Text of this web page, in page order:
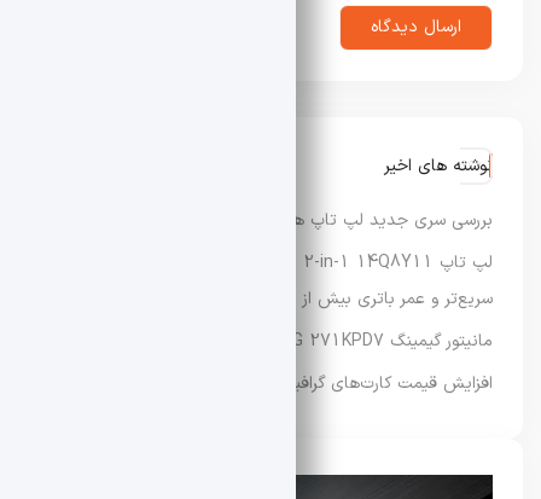
نوشته های اخیر
بررسی سری جدید لپ‌ تاپ‌ های Dynabook XP9، X9 و G9
سریع‌تر و عمر باتری بیش از ۳۳ ساعت عرضه شد
مانیتور گیمینگ MSI MAG 271KPD7 معرفی شد
افزایش قیمت کارت‌های گرافیک سری RTX 50 ایسوس